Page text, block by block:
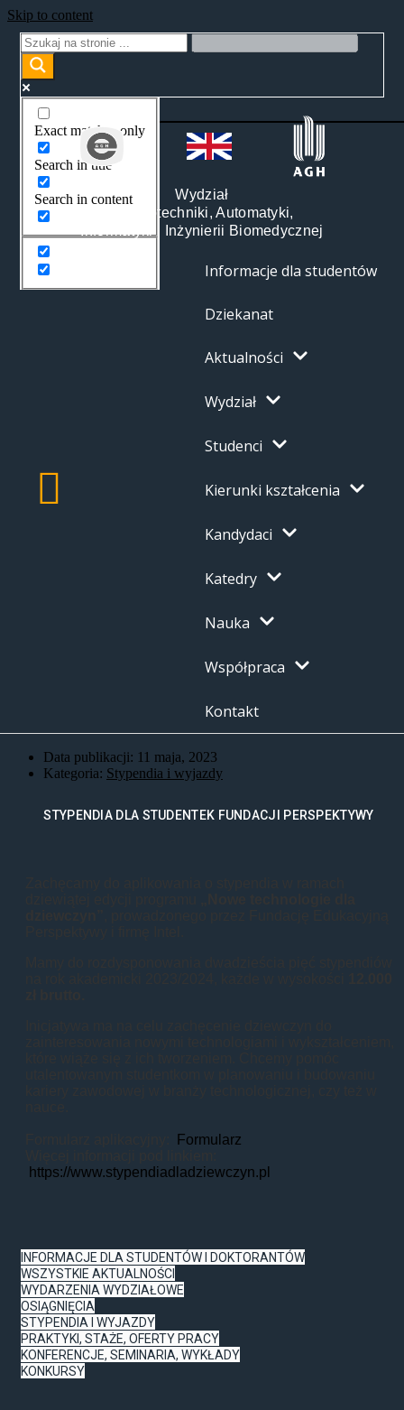
Skip to content
Exact matches only
Search in title
Search in content
Wydział
Elektrotechniki, Automatyki,
Informatyki i Inżynierii Biomedycznej
Informacje dla studentów
Dziekanat
Aktualności
Wydział
Studenci
Kierunki kształcenia
Kandydaci
Katedry
Nauka
Współpraca
Kontakt
Data publikacji: 11 maja, 2023
Kategoria: Stypendia i wyjazdy
STYPENDIA DLA STUDENTEK FUNDACJI PERSPEKTYWY
Formularz
https://www.stypendiadladziewczyn.pl
INFORMACJE DLA STUDENTÓW I DOKTORANTÓW
WSZYSTKIE AKTUALNOŚCI
WYDARZENIA WYDZIAŁOWE
OSIĄGNIĘCIA
STYPENDIA I WYJAZDY
PRAKTYKI, STAŻE, OFERTY PRACY
KONFERENCJE, SEMINARIA, WYKŁADY
KONKURSY